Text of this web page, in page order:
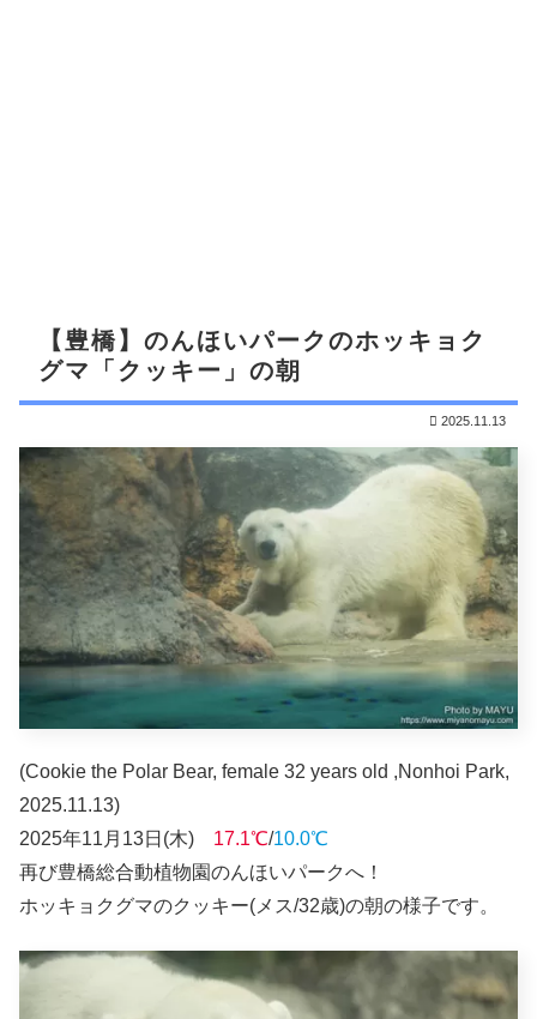
【豊橋】のんほいパークのホッキョク
グマ「クッキー」の朝
2025.11.13
(Cookie the Polar Bear, female 32 years old ,Nonhoi Park,
2025.11.13)
2025年11月13日(木) 17.1℃/10.0℃
再び豊橋総合動植物園のんほいパークへ！
ホッキョクグマのクッキー(メス/32歳)の朝の様子です。